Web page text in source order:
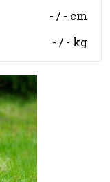
- / - cm
- / - kg